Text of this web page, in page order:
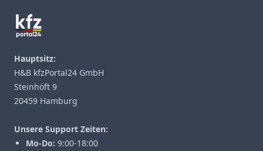
Hauptsitz:
H&B kfzPortal24 GmbH
Steinhöft 9
20459 Hamburg
Unsere Support Zeiten:
Mo-Do: 9:00-18:00